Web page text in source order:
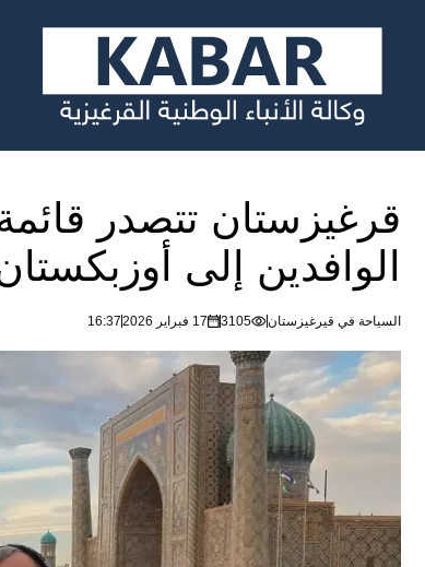
قرغيزستان تتصدر
الوافدين إلى
السياحة في قيرغيزستان 3105 17 فبراير 2026 16:37